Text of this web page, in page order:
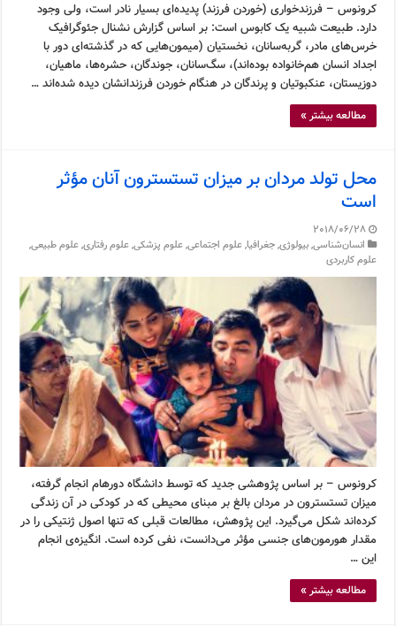
کرونوس – فرزندخواری (خوردن فرزند) پدیده‌ای بسیار نادر است، ولی وجود
دارد. طبیعت شبیه یک کابوس است: بر اساس گزارش نشنال جئوگرافیک
خرس‌های مادر، گربه‌سانان، نخستیان (میمون‌هایی که در گذشته‌ای دور با
اجداد انسان هم‌خانواده بوده‌اند)، سگ‌سانان، جوندگان، حشره‌ها، ماهیان،
دوزیستان، عنکبوتیان و پرندگان در هنگام خوردن فرزندانشان دیده شده‌اند …
مطالعه بیشتر »
محل تولد مردان بر میزان تستسترون آنان مؤثر
است
2018/06/28
انسان‌شناسی,بیولوژی,جغرافیا,علوم اجتماعی,علوم پزشکی,علوم رفتاری,علوم طبیعی,
علوم کاربردی
کرونوس – بر اساس پژوهشی جدید که توسط دانشگاه دورهام انجام گرفته،
میزان تستسترون در مردان بالغ بر مبنای محیطی که در کودکی در آن زندگی
کرده‌اند شکل می‌گیرد. این پژوهش، مطالعات قبلی که تنها اصول ژنتیکی را در
مقدار هورمون‌های جنسی مؤثر می‌دانست، نفی کرده است. انگیزه‌ی انجام
این …
مطالعه بیشتر »